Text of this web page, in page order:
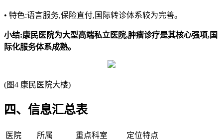
• 特色:语言服务,保险直付,国际转诊体系较为完善。
小结:康民医院为大型高端私立医院,肿瘤诊疗是其核心强项,国
际化服务体系成熟。
(图4 康民医院大楼)
四、信息汇总表
医院 所属 重点科室
定位特点